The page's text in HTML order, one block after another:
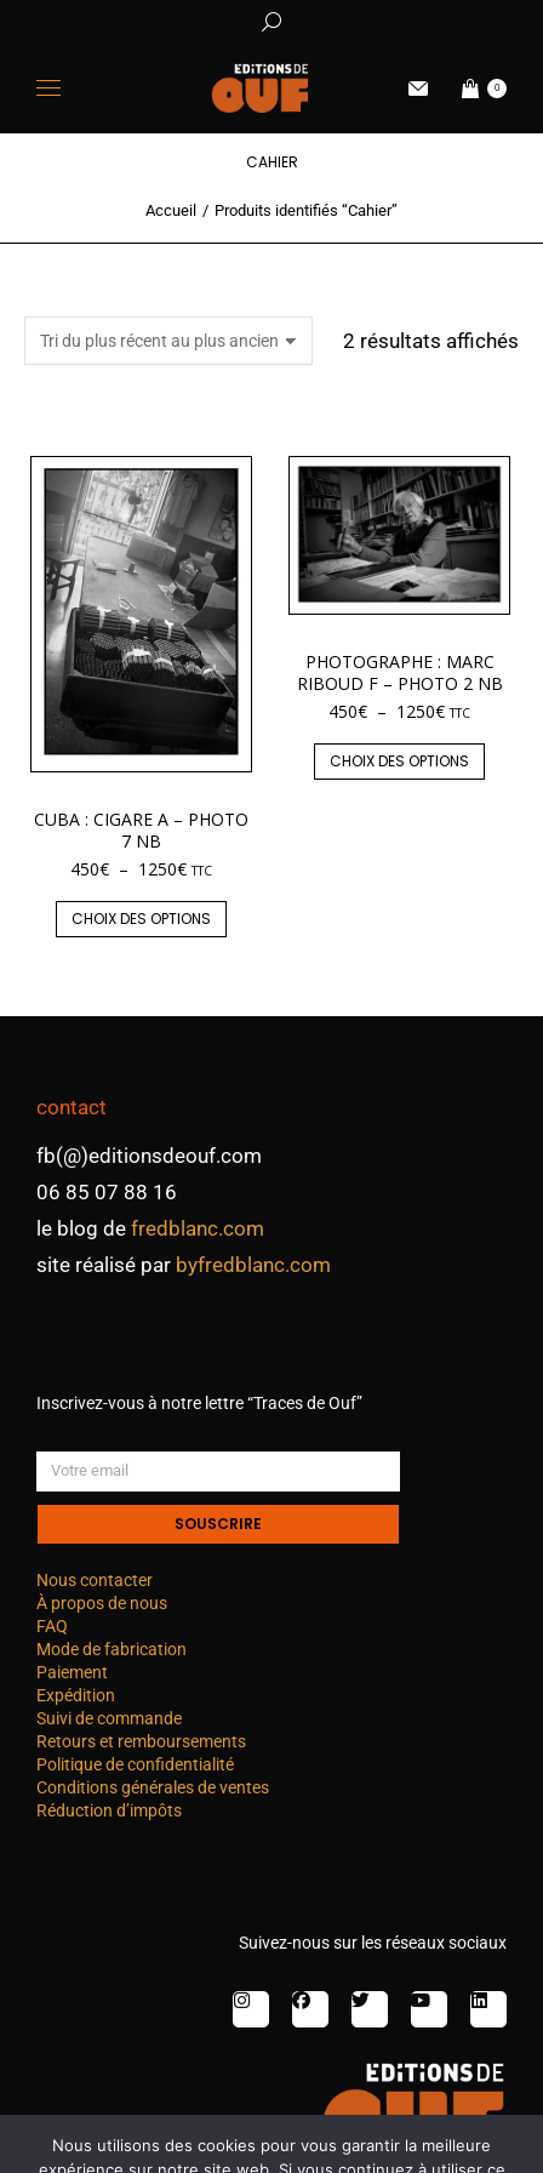
0
CAHIER
Vous êtes ici :Accueil Produits identifiés “Cahier”
2 résultats affichés
CUBA : CIGARE A – PHOTO
7 NB
450€ – 1250€ TTC
CHOIX DES OPTIONS
PHOTOGRAPHE : MARC
RIBOUD F – PHOTO 2 NB
450€ – 1250€ TTC
CHOIX DES OPTIONS
contact
fb(@)editionsdeouf.com
06 85 07 88 16
le blog de fredblanc.com
site réalisé par byfredblanc.com
Inscrivez-vous à notre lettre “Traces de Ouf”
SOUSCRIRE
Nous contacter
À propos de nous
FAQ
Mode de fabrication
Paiement
Expédition
Suivi de commande
Retours et remboursements
Politique de confidentialité
Conditions générales de ventes
Réduction d’impôts
Suivez-nous sur les réseaux sociaux
Nous utilisons des cookies pour vous garantir la meilleure